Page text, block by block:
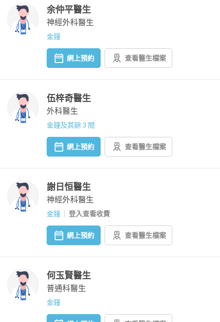
余仲平醫生
神經外科醫生
金鐘
網上預約 查看醫生檔案
伍梓奇醫生
外科醫生
金鐘及其餘 3 間
網上預約 查看醫生檔案
謝日恒醫生
神經外科醫生
金鐘 登入查看收費
網上預約 查看醫生檔案
何玉賢醫生
普通科醫生
金鐘